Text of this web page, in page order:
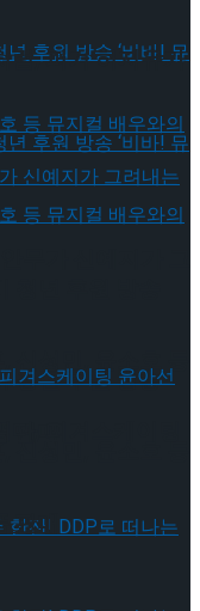
년 후원 방송
성민, 윤소호 등
청년 후원 방송
판매
럼, 피겨 허지유가